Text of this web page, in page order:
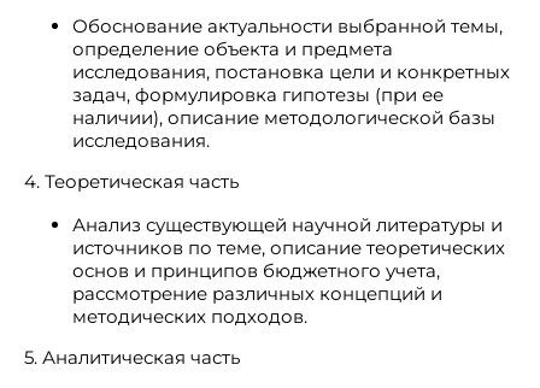
Обоснование актуальности выбранной темы,
определение объекта и предмета
исследования, постановка цели и конкретных
задач, формулировка гипотезы (при ее
наличии), описание методологической базы
исследования.
4. Теоретическая часть
Анализ существующей научной литературы и
источников по теме, описание теоретических
основ и принципов бюджетного учета,
рассмотрение различных концепций и
методических подходов.
5. Аналитическая часть